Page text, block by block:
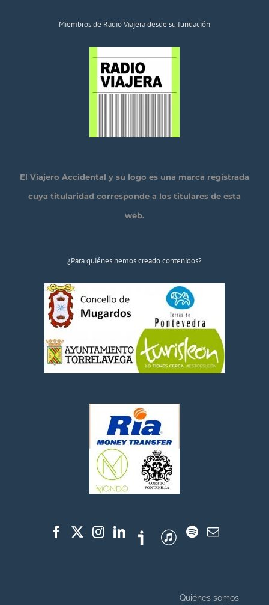
Miembros de Radio Viajera desde su fundación
El Viajero Accidental y su logo es una marca registrada
cuya titularidad corresponde a los titulares de esta
web.
¿Para quiénes hemos creado contenidos?
Quiénes somos